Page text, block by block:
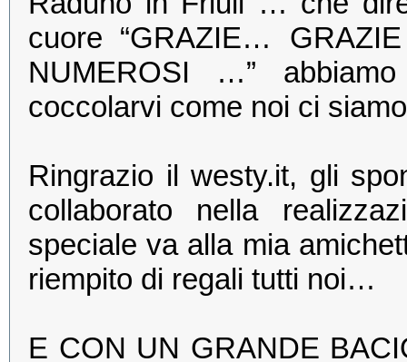
cuore “GRAZIE…
NUMEROSI …”
coccolarvi come noi ci
Ringrazio il westy.it, gli
collaborato nella
speciale va alla mia
riempito di regali tutti noi…
E CON UN GRANDE